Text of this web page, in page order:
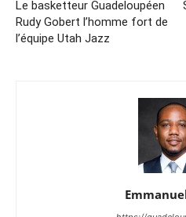
Le basketteur Guadeloupéen
Rudy Gobert l’homme fort de
l’équipe Utah Jazz